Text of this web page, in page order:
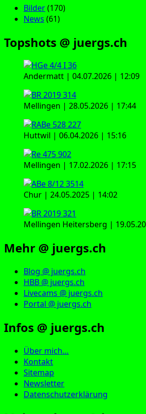
Bilder(170)
News (61)
Topshots @ juergs.ch
Andermatt | 04.07.2026 | 12:09
Mellingen | 28.05.2026 | 17:44
Huttwil | 06.04.2026 | 15:16
Mellingen | 17.02.2026 | 17:15
Chur | 24.05.2025 | 14:02
Mellingen Heitersberg |
Mehr @ juergs.ch
Blog @ juergs.ch
HBB @ juergs.ch
Livecams @ juergs.ch
Portal @ juergs.ch
Infos @ juergs.ch
Über mich…
Kontakt
Sitemap
Newsletter
Datenschutzerklärung